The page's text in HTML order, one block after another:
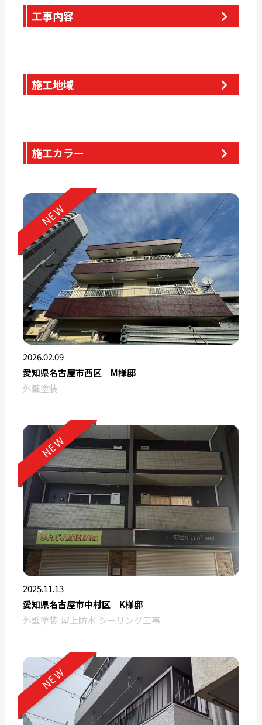
工事内容
施工地域
施工カラー
2026.02.09
愛知県名古屋市西区 M様邸
外壁塗装
NEW
2025.11.13
愛知県名古屋市中村区 K様邸
外壁塗装 屋上防水 シーリング工事
NEW
NEW